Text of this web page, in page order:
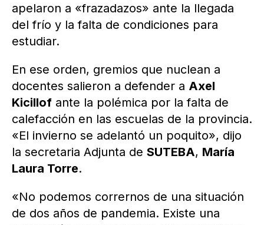
apelaron a «frazadazos» ante la llegada
del frío y la falta de condiciones para
estudiar.
En ese orden, gremios que nuclean a
docentes salieron a defender a Axel
Kicillof ante la polémica por la falta de
calefacción en las escuelas de la provincia.
«El invierno se adelantó un poquito», dijo
la secretaria Adjunta de SUTEBA, María
Laura Torre.
«No podemos corrernos de una situación
de dos años de pandemia. Existe una